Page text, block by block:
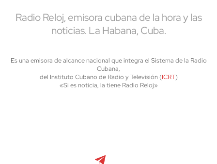
Radio Reloj, emisora cubana de la hora y las
noticias. La Habana, Cuba.
Es una emisora de alcance nacional que integra el Sistema de la Radio
Cubana,
del Instituto Cubano de Radio y Televisión (ICRT)
«Si es noticia, la tiene Radio Reloj»